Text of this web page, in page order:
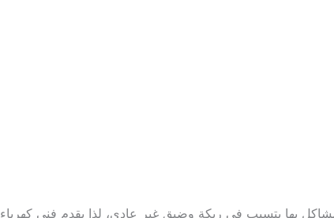
بها يتسبب في ربكة وضيق غير عادي، لذا يقدم فني كهرباء